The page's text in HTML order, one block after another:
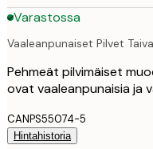
Varastossa
Vaaleanpunaiset Pilvet
Pehmeät pilvimäiset
ovat vaaleanpunaisia ja
CANPS55074-5
Hintahistoria